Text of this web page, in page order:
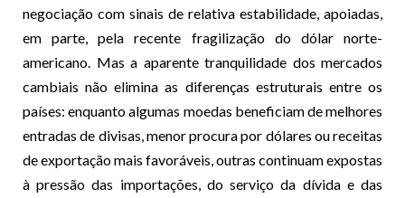
negociação com sinais de relativa estabilidade, apoiadas,
em parte, pela recente fragilização do dólar norte-
americano. Mas a aparente tranquilidade dos mercados
cambiais não elimina as diferenças estruturais entre os
países: enquanto algumas moedas beneficiam de melhores
entradas de divisas, menor procura por dólares ou receitas
de exportação mais favoráveis, outras continuam expostas
à pressão das importações, do serviço da dívida e das